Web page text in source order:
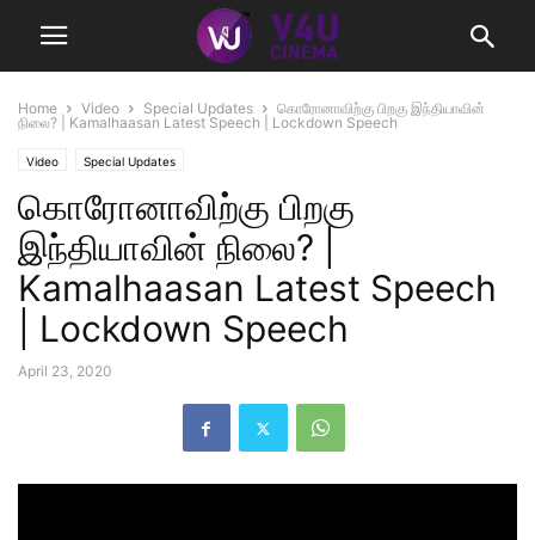
Home Video Special Updates
கொரோனாவிற்கு பிறகு இந்தியாவின்
நிலை? | Kamalhaasan Latest Speech | Lockdown Speech
Video Special Updates
கொரோனாவிற்கு பிறகு
இந்தியாவின் நிலை? |
Kamalhaasan Latest Speech
| Lockdown Speech
April 23, 2020